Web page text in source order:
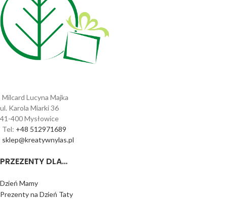
Milcard Lucyna Majka
ul. Karola Miarki 36
41-400 Mysłowice
Tel: +48 512971689
sklep@kreatywnylas.pl
PRZEZENTY DLA…
Dzień Mamy
Prezenty na Dzień Taty